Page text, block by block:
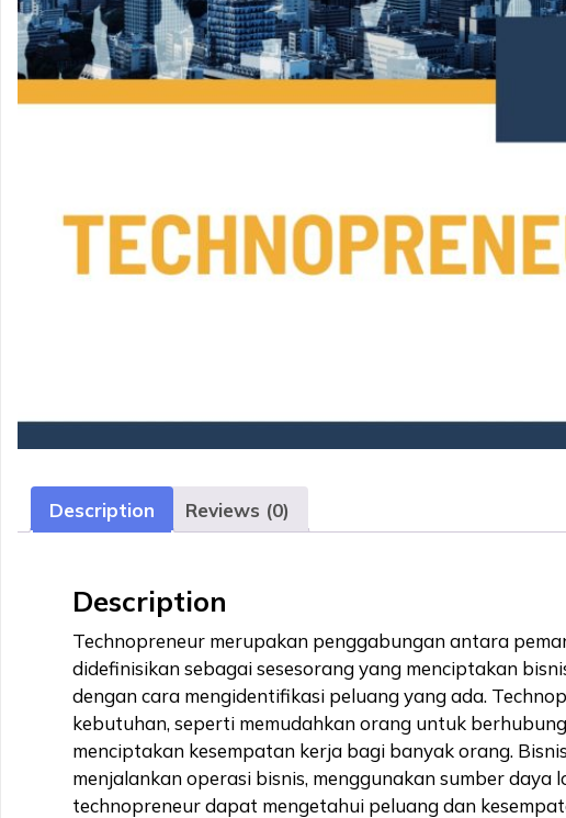
Description Reviews (0)
Description
Technopreneur merupakan penggabungan antara
didefinisikan sebagai sesesorang yang menciptakan
dengan cara mengidentifikasi peluang yang ada.
kebutuhan, seperti memudahkan orang untuk
menciptakan kesempatan kerja bagi banyak orang.
menjalankan operasi bisnis, menggunakan sumber
technopreneur dapat mengetahui peluang dan